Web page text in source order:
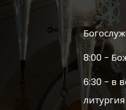
8:00 -
6:30 - в
литургия